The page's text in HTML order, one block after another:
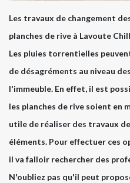
Les travaux de changement
planches de rive à Lavoute
Les pluies torrentielles
de désagréments au niveau
l'immeuble. En effet, il est
les planches de rive soient en
utile de réaliser des travaux
éléments. Pour effectuer ces
il va falloir rechercher des
N'oubliez pas qu'il peut